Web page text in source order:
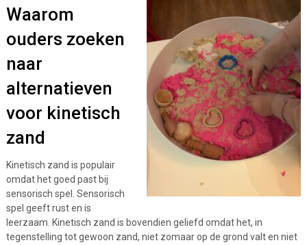
Waarom
ouders zoeken
naar
alternatieven
voor kinetisch
zand
Kinetisch zand is populair
omdat het goed past bij
sensorisch spel. Sensorisch
spel geeft rust en is
leerzaam. Kinetisch zand is bovendien geliefd omdat het, in
tegenstelling tot gewoon zand, niet zomaar op de grond valt en niet